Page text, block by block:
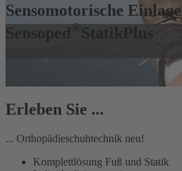
Sensomotorische Einlage
Sensoped®StatikPlus
Erleben Sie ...
... Orthopädieschuhtechnik neu!
Komplettlösung Fuß und Statik